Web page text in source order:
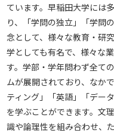
ています。早稲田大学には
り、「学問の独立」「学問
念として、様々な教育・研
学としても有名で、様々な
す。学部・学年問わず全て
ムが展開されており、なか
ティング」「英語」「デー
を学ぶことができます。文
識や論理性を組み合わせ、